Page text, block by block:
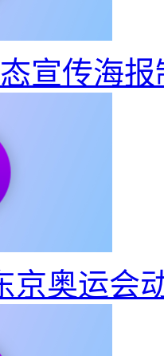
宣传海
京奥运会